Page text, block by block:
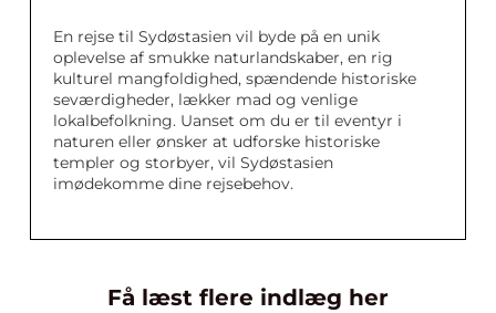
En rejse til Sydøstasien vil byde på en unik
oplevelse af smukke naturlandskaber, en rig
kulturel mangfoldighed, spændende historiske
seværdigheder, lækker mad og venlige
lokalbefolkning. Uanset om du er til eventyr i
naturen eller ønsker at udforske historiske
templer og storbyer, vil Sydøstasien
imødekomme dine rejsebehov.
Få læst flere indlæg her